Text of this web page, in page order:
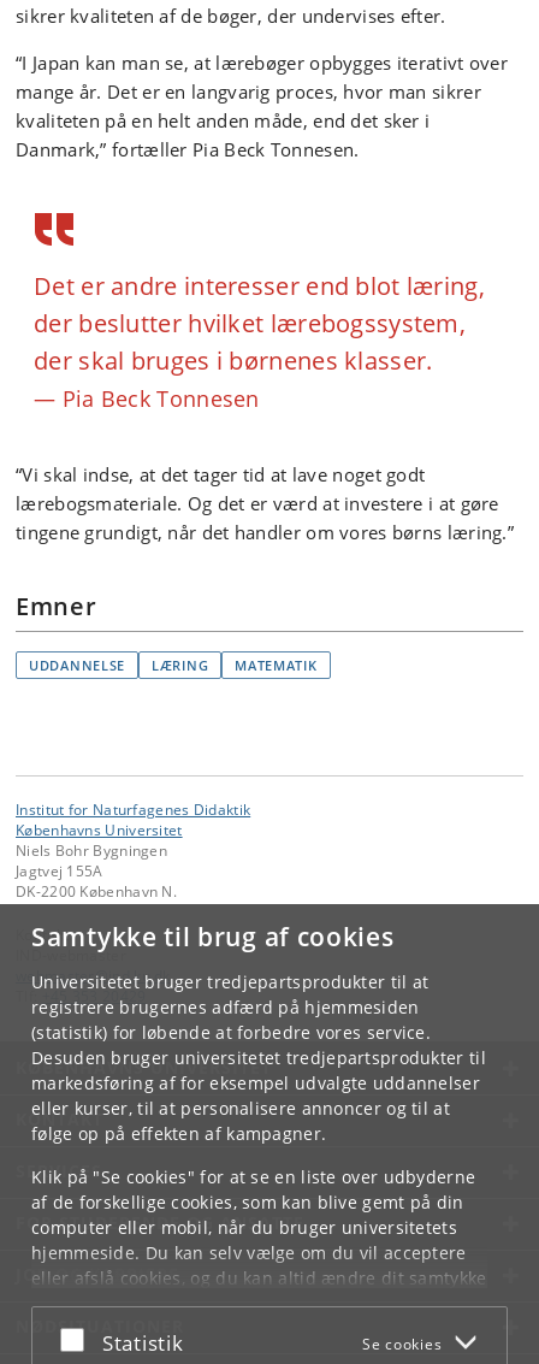
Samtykke til brug af cookies
Universitetet bruger tredjepartsprodukter til at
registrere brugernes adfærd på hjemmesiden
(statistik) for løbende at forbedre vores service.
Desuden bruger universitetet tredjepartsprodukter til
markedsføring af for eksempel udvalgte uddannelser
eller kurser, til at personalisere annoncer og til at
følge op på effekten af kampagner.
Klik på "Se cookies" for at se en liste over udbyderne
af de forskellige cookies, som kan blive gemt på din
computer eller mobil, når du bruger universitetets
hjemmeside. Du kan selv vælge om du vil acceptere
eller afslå cookies, og du kan altid ændre dit samtykke
underCookie- og privatlivspolitiksom du finder i
bunden af hver side.
Acceptér eller afslå
Statistik Se cookies
sikrer kvaliteten af de bøger, der undervises efter.
“I Japan kan man se, at lærebøger opbygges iterativt over
mange år. Det er en langvarig proces, hvor man sikrer
kvaliteten på en helt anden måde, end det sker i
Danmark,” fortæller Pia Beck Tonnesen.
Det er andre interesser end blot læring,
der beslutter hvilket lærebogssystem,
der skal bruges i børnenes klasser.
Pia Beck Tonnesen
“Vi skal indse, at det tager tid at lave noget godt
lærebogsmateriale. Og det er værd at investere i at gøre
tingene grundigt, når det handler om vores børns læring.”
Emner
UDDANNELSE LÆRING MATEMATIK
Institut for Naturfagenes Didaktik
Københavns Universitet
Niels Bohr Bygningen
Jagtvej 155A
DK-2200 København N.
Kontakt:
IND-webmaster
webmaster@ind.ku. dk
KØBENHAVNS UNIVERSITET
KONTAKT
SERVICES
FOR STUDERENDE OG ANSATTE
JOB OG KARRIERE
NØDSITUATIONER